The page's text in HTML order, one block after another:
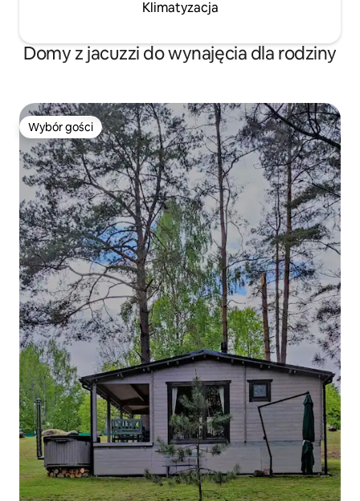
Klimatyzacja
Domy z jacuzzi do wynajęcia dla rodziny
Wybór gości
Wybór gości